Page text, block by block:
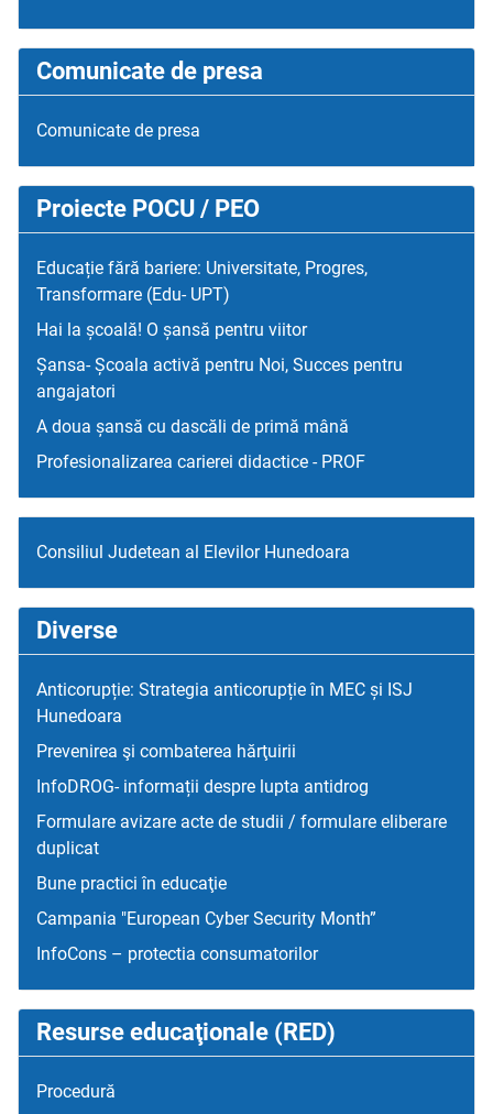
Comunicate de presa
Comunicate de presa
Proiecte POCU / PEO
Educație fără bariere: Universitate, Progres,
Transformare (Edu- UPT)
Hai la școală! O șansă pentru viitor
Șansa- Școala activă pentru Noi, Succes pentru
angajatori
A doua șansă cu dascăli de primă mână
Profesionalizarea carierei didactice - PROF
Consiliul Judetean al Elevilor Hunedoara
Diverse
Anticorupție: Strategia anticorupție în MEC și ISJ
Hunedoara
Prevenirea şi combaterea hărţuirii
InfoDROG- informații despre lupta antidrog
Formulare avizare acte de studii / formulare eliberare
duplicat
Bune practici în educaţie
Campania "European Cyber Security Month”
InfoCons – protectia consumatorilor
Resurse educaţionale (RED)
Procedură